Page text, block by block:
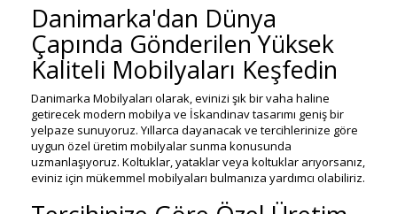
Danimarka'dan Dünya
Çapında Gönderilen Yüksek
Kaliteli Mobilyaları Keşfedin
Danimarka Mobilyaları olarak, evinizi şık bir vaha haline
getirecek modern mobilya ve İskandinav tasarımı geniş bir
yelpaze sunuyoruz. Yıllarca dayanacak ve tercihlerinize göre
uygun özel üretim mobilyalar sunma konusunda
uzmanlaşıyoruz. Koltuklar, yataklar veya koltuklar arıyorsanız,
eviniz için mükemmel mobilyaları bulmanıza yardımcı olabiliriz.